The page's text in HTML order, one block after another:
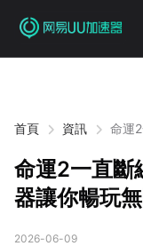
首頁 資訊
命運
命運2一直斷
器讓你暢玩無
2026-06-09